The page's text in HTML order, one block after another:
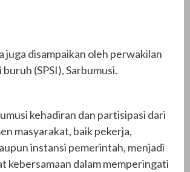
juga disampaikan oleh perwakilan
(SPSI), Sarbumusi.
kehadiran dan partisipasi dari
masyarakat, baik pekerja,
instansi pemerintah, menjadi
kebersamaan dalam memperingati